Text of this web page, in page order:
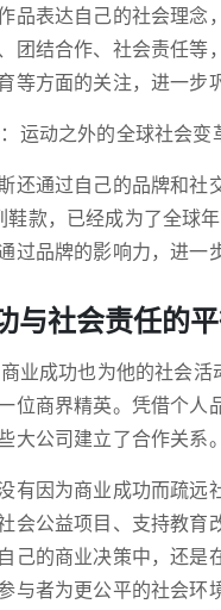
品表达自己的社会理
团结合作、社会责任
等方面的关注，进一步
还通过自己的品牌和
鞋款，已经成为了全
过品牌的影响力，进一
与社会责任的
业成功也为他的社会
位商界精英。凭借个
大公司建立了合作关系
有因为商业成功而疏
会公益项目、支持教
己的商业决策中，还是
与者为更公平的社会环